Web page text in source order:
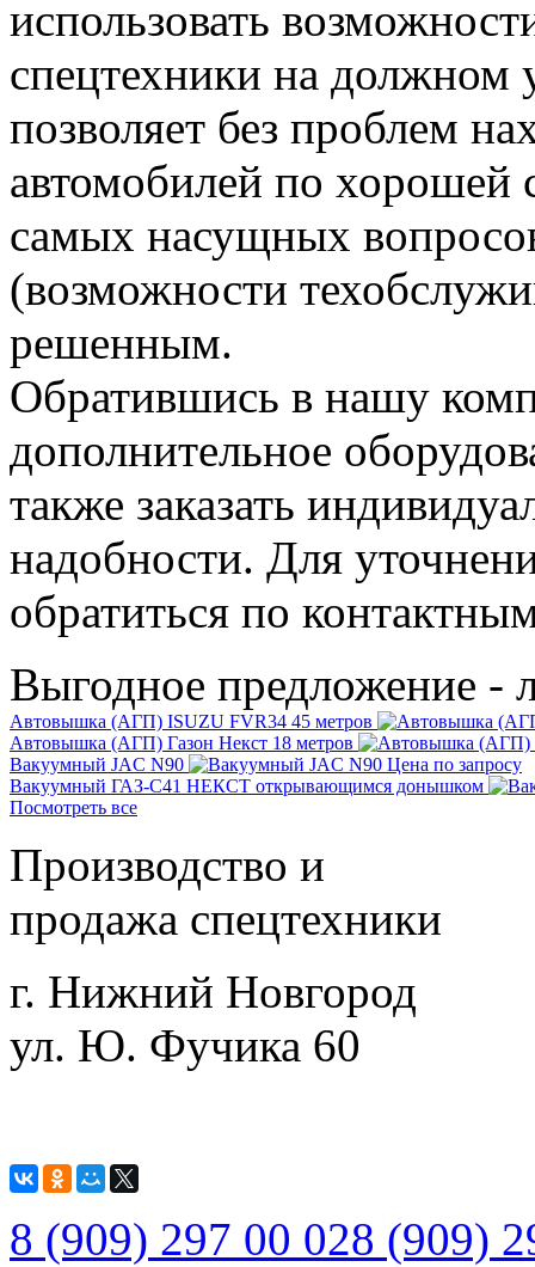
использовать
спецтехники на должном
позволяет без проблем
автомобилей по
самых насущных
(возможности
решенным.
Обратившись в нашу
дополнительное
также заказать
надобности. Для
обратиться по
Выгодное предложение -
Автовышка (АГП) ISUZU FVR34 45 метров
Автовышка (АГП) Газон Некст 18 метров
Вакуумный JAC N90
Цена по запросу
Вакуумный ГАЗ-С41 НЕКСТ открывающимся донышком
Посмотреть все
Производство и
продажа спецтехники
г. Нижний Новгород
ул. Ю. Фучика 60
8 (909) 297 00 028 (909)